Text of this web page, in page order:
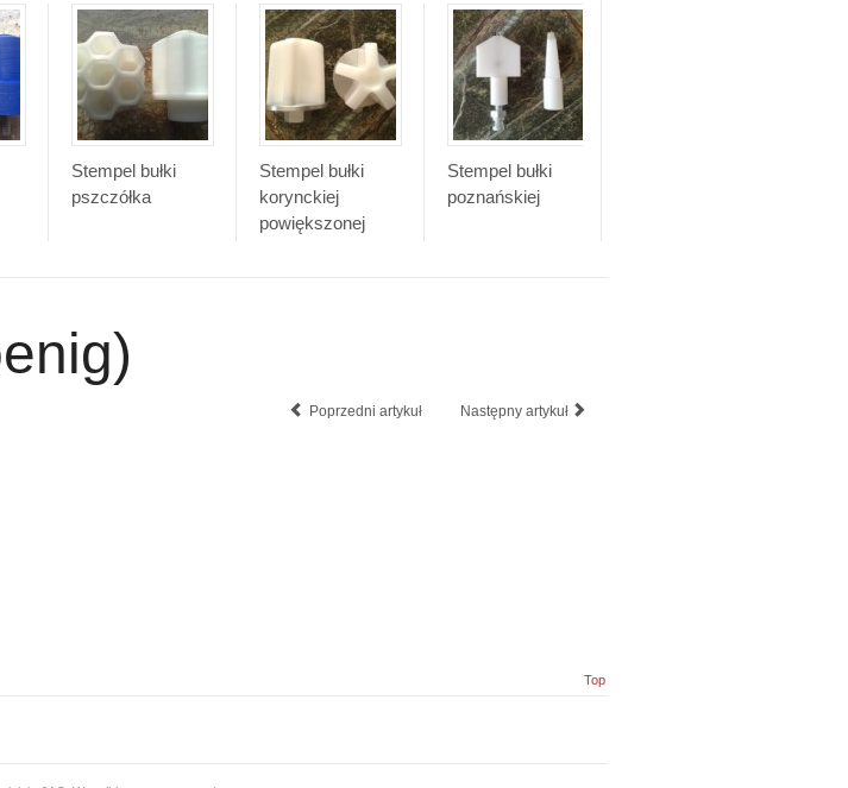
Stempel bułki
pszczółka
Stempel bułki
korynckiej
powiększonej
Stempel bułki
poznańskiej
Poprzedni artykuł Następny artykuł
Top